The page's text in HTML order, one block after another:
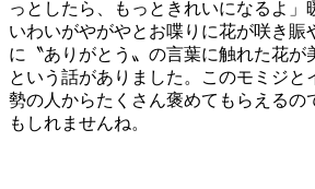
っとしたら、もっときれいになるよ」
いわいがやがやとお喋りに花が咲き賑
に〝ありがとう〟の言葉に触れた花が
という話がありました。このモミジと
勢の人からたくさん褒めてもらえるの
もしれませんね。